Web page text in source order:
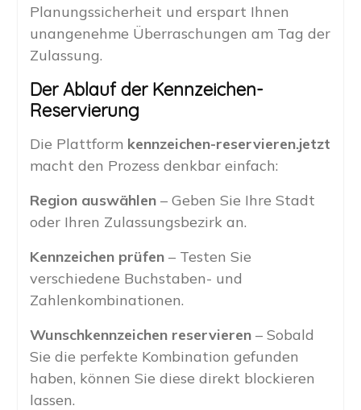
Planungssicherheit und erspart Ihnen
unangenehme Überraschungen am Tag der
Zulassung.
Der Ablauf der Kennzeichen-
Reservierung
Die Plattform kennzeichen-reservieren.jetzt
macht den Prozess denkbar einfach:
Region auswählen– Geben Sie Ihre Stadt
oder Ihren Zulassungsbezirk an.
Kennzeichen prüfen– Testen Sie
verschiedene Buchstaben- und
Zahlenkombinationen.
Wunschkennzeichen reservieren– Sobald
Sie die perfekte Kombination gefunden
haben, können Sie diese direkt blockieren
lassen.